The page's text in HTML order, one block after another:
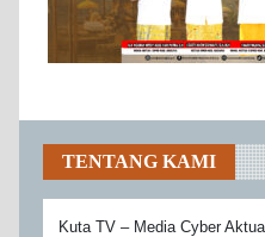
TENTANG KAMI
Kuta TV – Media Cyber